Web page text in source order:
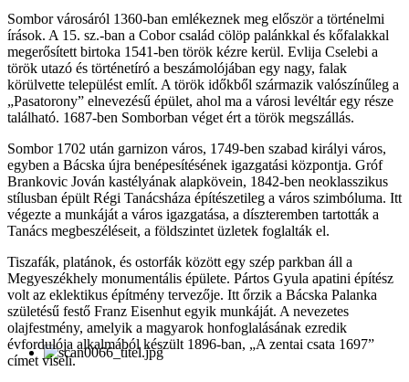
Sombor városáról 1360-ban emlékeznek meg először a történelmi
írások. A 15. sz.-ban a Cobor család cölöp palánkkal és kőfalakkal
megerősített birtoka 1541-ben török kézre kerül. Evlija Cselebi a
török utazó és történetíró a beszámolójában egy nagy, falak
körülvette települést említ. A török időkből származik valószínűleg a
„Pasatorony” elnevezésű épület, ahol ma a városi levéltár egy része
található. 1687-ben Somborban véget ért a török megszállás.
Sombor 1702 után garnizon város, 1749-ben szabad királyi város,
egyben a Bácska újra benépesítésének igazgatási központja. Gróf
Brankovic Jován kastélyának alapkövein, 1842-ben neoklasszikus
stílusban épült Régi Tanácsháza építészetileg a város szimbóluma. Itt
végezte a munkáját a város igazgatása, a díszteremben tartották a
Tanács megbeszéléseit, a földszintet üzletek foglalták el.
Tiszafák, platánok, és ostorfák között egy szép parkban áll a
Megyeszékhely monumentális épülete. Pártos Gyula apatini építész
volt az eklektikus építmény tervezője. Itt őrzik a Bácska Palanka
születésű festő Franz Eisenhut egyik munkáját. A nevezetes
olajfestmény, amelyik a magyarok honfoglalásának ezredik
évfordulója alkalmából készült 1896-ban, „A zentai csata 1697”
címet viseli.